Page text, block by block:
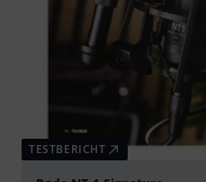
TESTBERICHT